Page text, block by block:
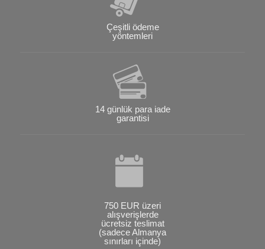
Çeşitli ödeme
yöntemleri
14 günlük para iade
garantisi
750 EUR üzeri
alışverişlerde
ücretsiz teslimat
(sadece Almanya
sınırları içinde)